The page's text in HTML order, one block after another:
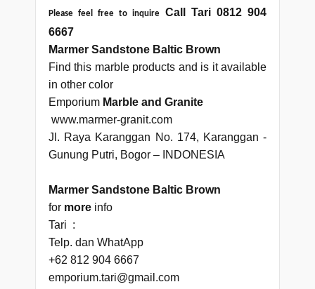
Please feel free to inquire Call Tari 0812 904
6667
Marmer Sandstone Baltic Brown
Find this marble products and is it available
in other color
Emporium Marble and Granite
www.marmer-granit.com
Jl. Raya Karanggan No. 174, Karanggan -
Gunung Putri, Bogor – INDONESIA
Marmer Sandstone Baltic Brown
for more info
Tari :
Telp. dan WhatApp
+62 812 904 6667
emporium.tari@gmail.com